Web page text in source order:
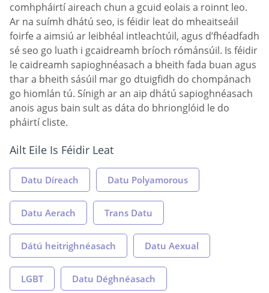
comhpháirtí aireach chun a gcuid eolais a roinnt leo.
Ar na suímh dhátú seo, is féidir leat do mheaitseáil
foirfe a aimsiú ar leibhéal intleachtúil, agus d’fhéadfadh
sé seo go luath i gcaidreamh bríoch rómánsúil. Is féidir
le caidreamh sapioghnéasach a bheith fada buan agus
thar a bheith sásúil mar go dtuigfidh do chompánach
go hiomlán tú. Sínigh ar an aip dhátú sapioghnéasach
anois agus bain sult as dáta do bhrionglóid le do
pháirtí cliste.
Ailt Eile Is Féidir Leat
Datu Díreach Datu Polyamorous
Datu Aerach Trans Datu
Dátú heitrighnéasach Datu Aexual
LGBT Datu Déghnéasach